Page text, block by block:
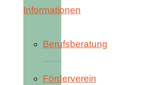
Informationen
Berufsberatung
Förderverein